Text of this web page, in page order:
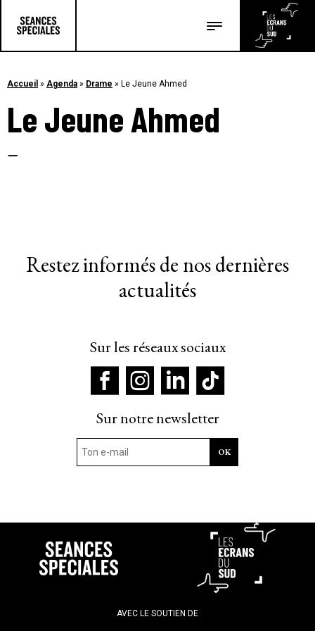
Les articles
Accueil » Agenda » Drame » Le Jeune Ahmed
Le Jeune Ahmed
–
Restez informés de nos dernières
actualités
Sur les réseaux sociaux
Sur notre newsletter
AVEC LE SOUTIEN DE